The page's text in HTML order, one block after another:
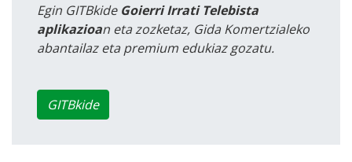
Egin GITBkide Goierri Irrati Telebista
aplikazioan eta zozketaz, Gida Komertzialeko
abantailaz eta premium edukiaz gozatu.
GITBkide